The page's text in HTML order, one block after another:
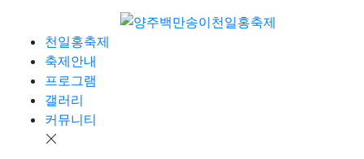
천일홍축제
축제안내
프로그램
갤러리
커뮤니티